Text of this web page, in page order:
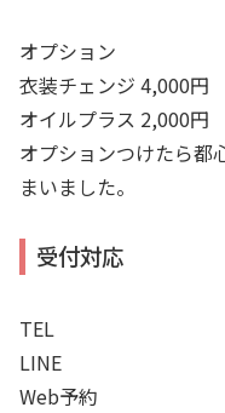
オプション
衣装チェンジ 4,000円
オイルプラス 2,000円
オプションつけたら都
まいました。
受付対応
TEL
LINE
Web予約